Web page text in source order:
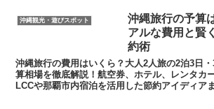
します。次の沖縄旅
めてビーチへ行こう
沖縄観光・遊びスポット
沖縄旅行の予算
アルな費用と賢
約術
沖縄旅行の費用はいくら？大人2人旅の2泊3日
算相場を徹底解説！航空券、ホテル、レンタカ
LCCや那覇市内宿泊を活用した節約アイディア